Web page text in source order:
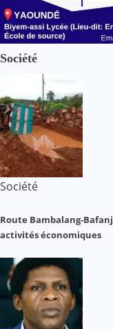
Société
Société
Route Bambalang-
activités économiques